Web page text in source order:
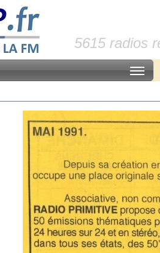
5615 radios